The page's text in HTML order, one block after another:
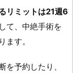
リミットは21週6
て、中絶手術を
ます。
予約したり、